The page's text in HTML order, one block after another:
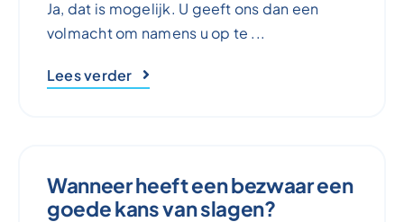
Ja, dat is mogelijk. U geeft ons dan een
volmacht om namens u op te ...
Lees verder
Wanneer heeft een bezwaar een
goede kans van slagen?